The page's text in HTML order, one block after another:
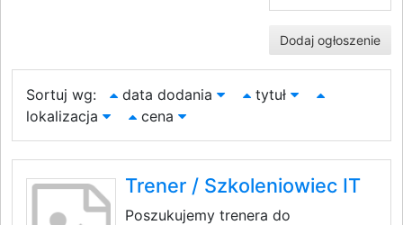
Dodaj ogłoszenie
Sortuj wg: data dodania
tytuł
lokalizacja
cena
Trener / Szkoleniowiec IT
Poszukujemy trenera do